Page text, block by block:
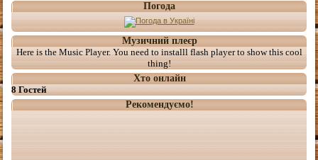
Погода
Музичний плеєр
Here is the Music Player. You need to installl flash player to show this cool
thing!
Хто онлайн
8 Гостей
Рекомендуємо!